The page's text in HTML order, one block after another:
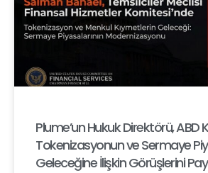
Plume’un Hukuk Direktörü, ABD
Tokenizasyonun ve Sermaye
Geleceğine İlişkin Görüşlerini